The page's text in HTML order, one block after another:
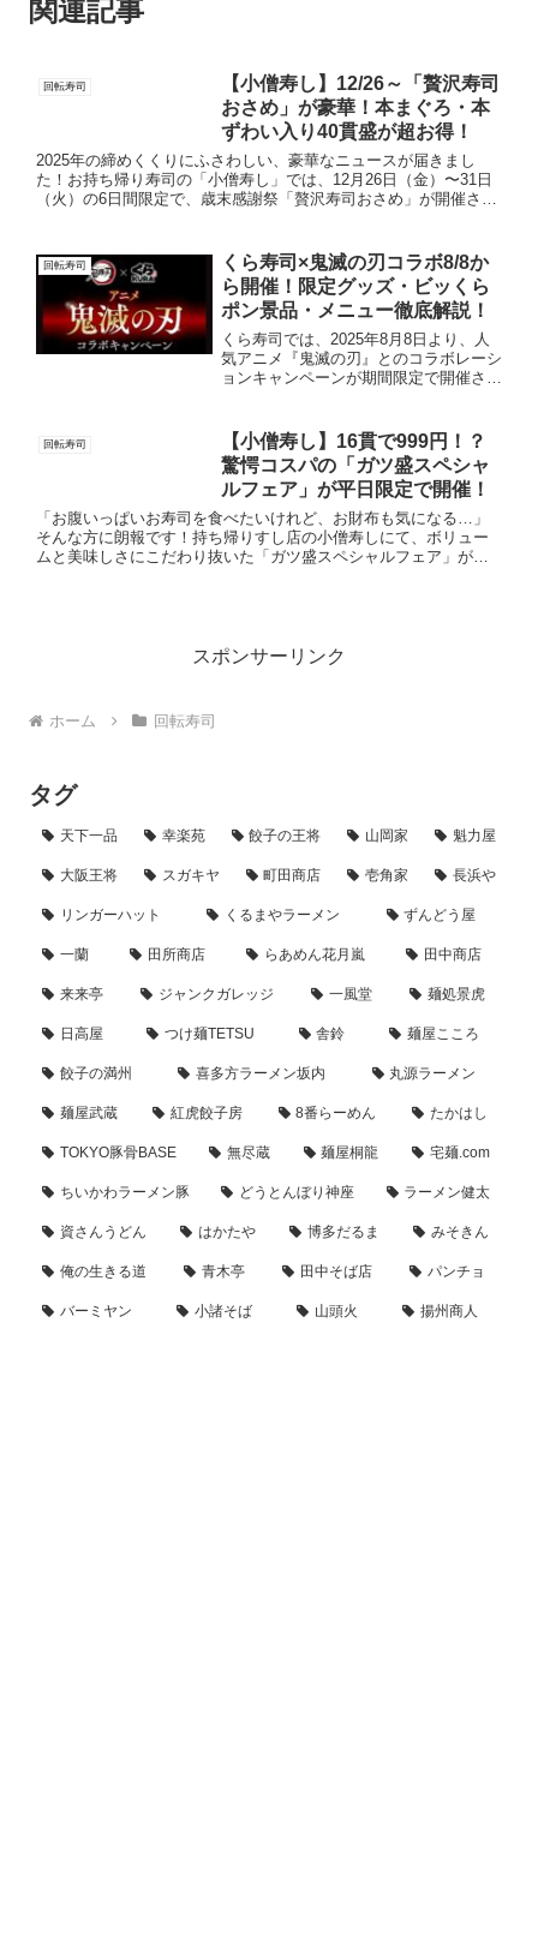
関連記事
回転寿司
【小僧寿し】12/26～「贅沢寿司
おさめ」が豪華！本まぐろ・本
ずわい入り40貫盛が超お得！
2025年の締めくくりにふさわしい、豪華なニュースが届きまし
た！お持ち帰り寿司の「小僧寿し」では、12月26日（金）〜31日
（火）の6日間限定で、歳末感謝祭「贅沢寿司おさめ」が開催され
回転寿司
くら寿司×鬼滅の刃コラボ8/8か
ら開催！限定グッズ・ビッくら
ポン景品・メニュー徹底解説！
くら寿司では、2025年8月8日より、人
気アニメ『鬼滅の刃』とのコラボレーシ
ョンキャンペーンが期間限定で開催され
月8日（金）から8月31日（日）までく
ら寿司×アニ...
回転寿司
【小僧寿し】16貫で999円！？
驚愕コスパの「ガツ盛スペシャ
ルフェア」が平日限定で開催！
「お腹いっぱいお寿司を食べたいけれど、お財布も気になる…」
そんな方に朗報です！持ち帰りすし店の小僧寿しにて、ボリュー
ムと美味しさにこだわり抜いた「ガツ盛スペシャルフェア」が開
スポンサーリンク
ホーム 回転寿司
タグ
天下一品 幸楽苑 餃子の王将 山岡家 魁力屋
大阪王将 スガキヤ 町田商店 壱角家 長浜や
リンガーハット くるまやラーメン ずんどう屋
一蘭 田所商店 らあめん花月嵐 田中商店
来来亭 ジャンクガレッジ 一風堂 麺処景虎
日高屋 つけ麺TETSU 舎鈴 麺屋こころ
餃子の満州 喜多方ラーメン坂内 丸源ラーメン
麺屋武蔵 紅虎餃子房 8番らーめん たかはし
TOKYO豚骨BASE 無尽蔵 麺屋桐龍 宅麺.com
ちいかわラーメン豚 どうとんぼり神座 ラーメン健太
資さんうどん はかたや 博多だるま みそきん
俺の生きる道 青木亭 田中そば店 パンチョ
バーミヤン 小諸そば 山頭火 揚州商人